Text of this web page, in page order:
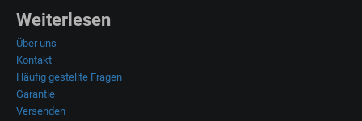
Weiterlesen
Über uns
Kontakt
Häufig gestellte Fragen
Garantie
Versenden